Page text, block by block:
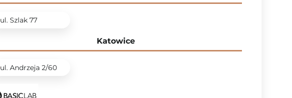
ul. Szlak 77
Katowice
ul. Andrzeja 2/60